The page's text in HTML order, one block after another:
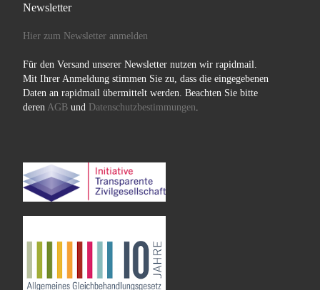
Newsletter
Hier zum Newsletter anmelden
Für den Versand unserer Newsletter nutzen wir rapidmail.
Mit Ihrer Anmeldung stimmen Sie zu, dass die eingegebenen
Daten an rapidmail übermittelt werden. Beachten Sie bitte
deren AGBund Datenschutzbestimmungen